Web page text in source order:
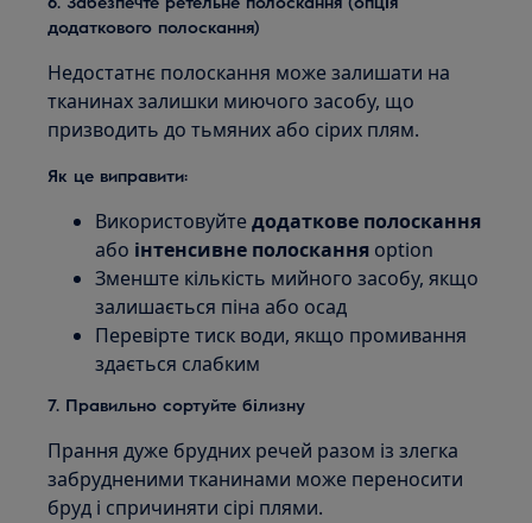
додаткового полоскання)
Недостатнє полоскання може залишати на
тканинах залишки миючого засобу, що
призводить до тьмяних або сірих плям.
Як це виправити:
Використовуйтедодаткове полоскання
або інтенсивне полоскання option
Зменште кількість мийного засобу, якщо
залишається піна або осад
Перевірте тиск води, якщо промивання
здається слабким
7. Правильно сортуйте білизну
Прання дуже брудних речей разом із злегка
забрудненими тканинами може переносити
бруд і спричиняти сірі плями.